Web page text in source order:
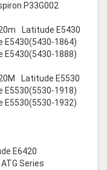
P33G002
Latitude E5430
E5430(5430-1864)
E5430(5430-1888)
Latitude E5530
E5530(5530-1918)
E5530(5530-1932)
E6420
Series